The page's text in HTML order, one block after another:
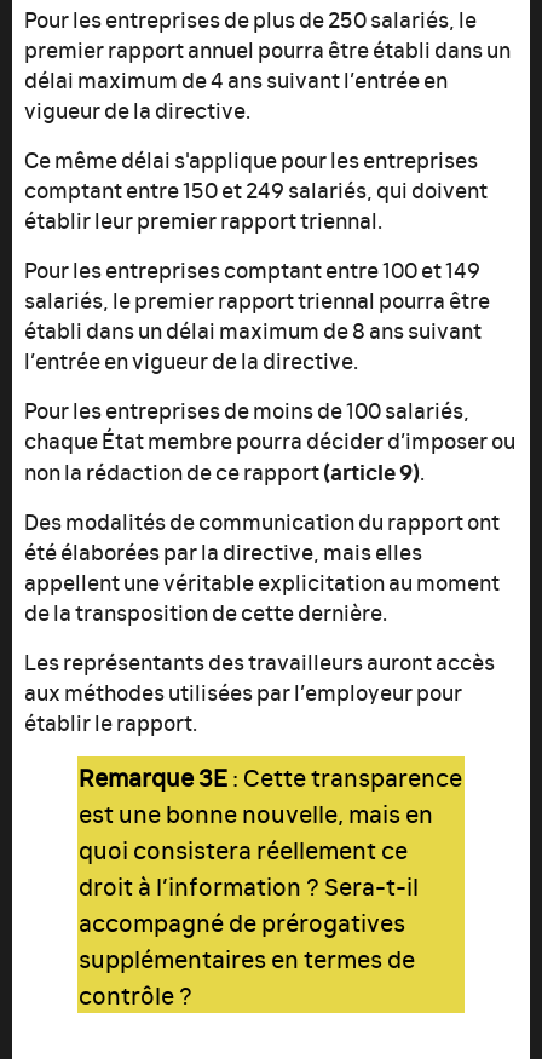
Pour les entreprises de plus de 250 salariés, le
premier rapport annuel pourra être établi dans un
délai maximum de 4 ans suivant l’entrée en
vigueur de la directive.
Ce même délai s'applique pour les entreprises
comptant entre 150 et 249 salariés, qui doivent
établir leur premier rapport triennal.
Pour les entreprises comptant entre 100 et 149
salariés, le premier rapport triennal pourra être
établi dans un délai maximum de 8 ans suivant
l’entrée en vigueur de la directive.
Pour les entreprises de moins de 100 salariés,
chaque État membre pourra décider d’imposer ou
non la rédaction de ce rapport(article 9).
Des modalités de communication du rapport ont
été élaborées par la directive, mais elles
appellent une véritable explicitation au moment
de la transposition de cette dernière.
Les représentants des travailleurs auront accès
aux méthodes utilisées par l’employeur pour
établir le rapport.
Remarque 3E: Cette transparence
est une bonne nouvelle, mais en
quoi consistera réellement ce
droit à l’information ? Sera-t-il
accompagné de prérogatives
supplémentaires en termes de
contrôle ?